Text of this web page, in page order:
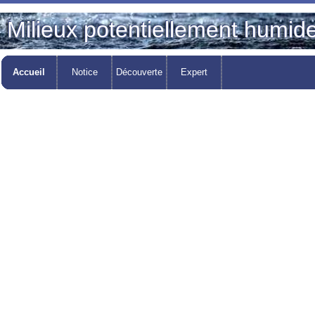
Milieux potentiellement
Accueil Notice Découverte Expert